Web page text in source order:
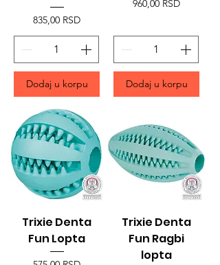
Price
835,00 RSD
Dodaj u korpu
Price
960,00 RSD
Dodaj u korpu
Trixie Denta
Fun Lopta
Trixie Denta
Fun Ragbi
lopta